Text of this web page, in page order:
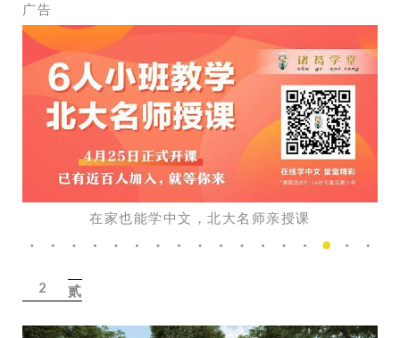
广告
在家也能学中文，北大名师亲授课
2 贰